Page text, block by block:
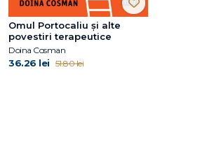
Omul Portocaliu și alte
povestiri terapeutice
Doina Cosman
36.26 lei 51.80 lei